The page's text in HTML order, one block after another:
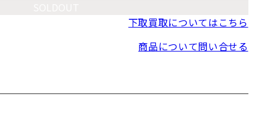
下取買取についてはこちら
商品について問い合せる